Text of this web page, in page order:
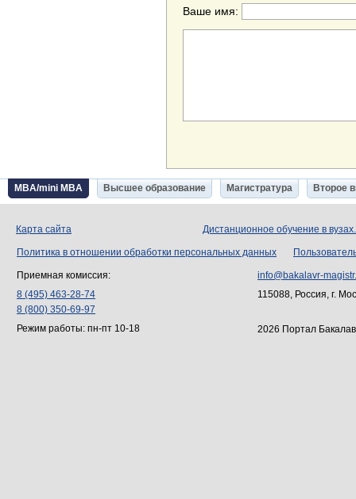
Ваше имя:
MBA/mini MBA Высшее образование Магистратура Второе
Карта сайта Дистанционное обучение в
Политика в отношении обработки персональных данных
Приемная комиссия:
8 (495) 463-28-74
8 (800) 350-69-97
Режим работы: пн-пт 10-18
info@bakalavr-
115088, Россия, г.
2026 Портал